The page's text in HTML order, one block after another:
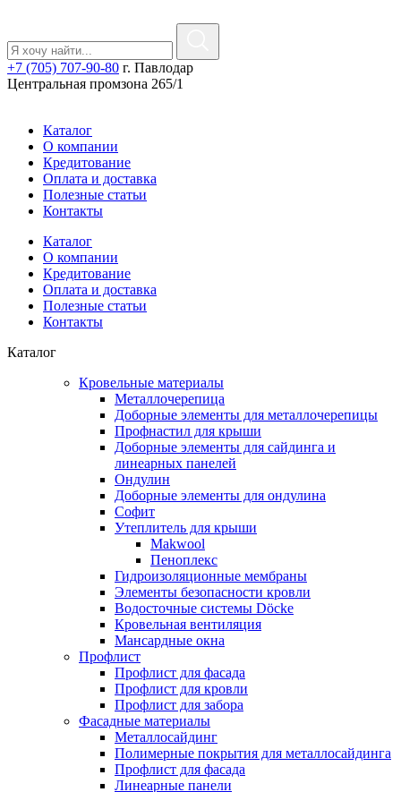
+7 (705) 707-90-80 г. Павлодар
Центральная промзона 265/1
Каталог
О компании
Кредитование
Оплата и доставка
Полезные статьи
Контакты
Каталог
О компании
Кредитование
Оплата и доставка
Полезные статьи
Контакты
Каталог
Кровельные материалы
Металлочерепица
Доборные элементы для металлочерепицы
Профнастил для крыши
Доборные элементы для сайдинга и
линеарных панелей
Ондулин
Доборные элементы для ондулина
Софит
Утеплитель для крыши
Makwool
Пеноплекс
Гидроизоляционные мембраны
Элементы безопасности кровли
Водосточные системы Döcke
Кровельная вентиляция
Мансардные окна
Профлист
Профлист для фасада
Профлист для кровли
Профлист для забора
Фасадные материалы
Металлосайдинг
Полимерные покрытия для металлосайдинга
Профлист для фасада
Линеарные панели